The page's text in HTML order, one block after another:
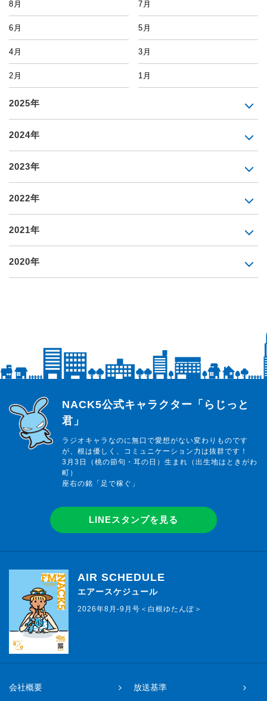
8月 7月
6月 5月
4月 3月
2月 1月
2025年
2024年
2023年
2022年
2021年
2020年
らじっと君
NACK5公式キャラクター「らじっと
君」
ラジオキャラなのに無口で愛想がない変わりものです
が、根は優しく、コミュニケーション力は抜群です！
3月3日（桃の節句・耳の日）生まれ（出生地はときがわ
町）
座右の銘「足で稼ぐ」
LINEスタンプを見る
AIR SCHEDULE
エアースケジュール
2026年8月-9月号＜白根ゆたんぽ＞
会社概要
放送基準